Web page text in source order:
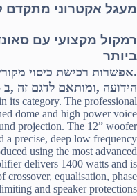
מעגל אקטרוני מתקדם
רמקול מקצועי עם
ביותר
.אפשרות רכישת כיסוי
הידועה ,ומותאם לדגם זה ,ב -199 ש”ח
its category. The professional
dome and high power voice
projection. The 12” woofer
a precise, deep low frequency
using the most advanced
delivers 1400 watts and is
crossover, equalisation, phase
and speaker protections.